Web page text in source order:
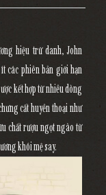
hiệu trứ danh, John
các phiên bản giới hạn
kết hợp từ nhiều dòng
cất huyền thoại như
chất rượu ngọt ngào từ
khói mệ say.